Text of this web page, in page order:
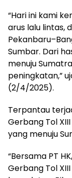
“Hari ini kami
arus lalu lintas,
Sumbar. Dari
menuju
peningkatan,”
(2/4/2025).
Terpantau
Gerbang Tol
yang menuju
“Bersama PT
Gerbang Tol